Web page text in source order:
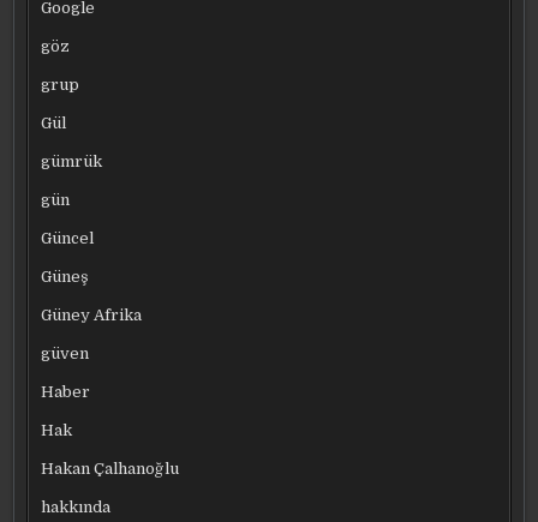
Google
göz
grup
Gül
gümrük
gün
Güncel
Güneş
Güney Afrika
güven
Haber
Hak
Hakan Çalhanoğlu
hakkında